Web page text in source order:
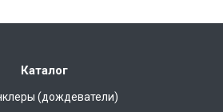
Каталог
(дождеватели)